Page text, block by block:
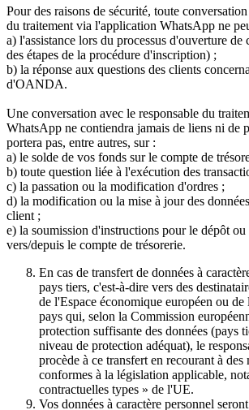
Pour des raisons de sécurité, toute
du traitement via l'application WhatsApp ne
a) l'assistance lors du processus d'ouverture
des étapes de la procédure d'inscription) ;
b) la réponse aux questions des clients
d'OANDA.
Une conversation avec le responsable du
WhatsApp ne contiendra jamais de liens ni de
portera pas, entre autres, sur :
a) le solde de vos fonds sur le compte de
b) toute question liée à l'exécution des
c) la passation ou la modification d'ordres ;
d) la modification ou la mise à jour des
client ;
e) la soumission d'instructions pour le dépôt
vers/depuis le compte de trésorerie.
En cas de transfert de données à
pays tiers, c'est-à-dire vers des
de l'Espace économique européen ou de
pays qui, selon la Commission
protection suffisante des données (pays
niveau de protection adéquat), le
procède à ce transfert en recourant à des
conformes à la législation applicable,
contractuelles types » de l'UE.
Vos données à caractère personnel